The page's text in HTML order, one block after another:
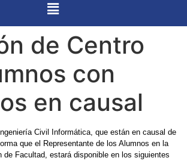
de Centro
con
en causal
Civil Informática, que están en causal de
que el Representante de los Alumnos en la
de Facultad, estará disponible en los siguientes